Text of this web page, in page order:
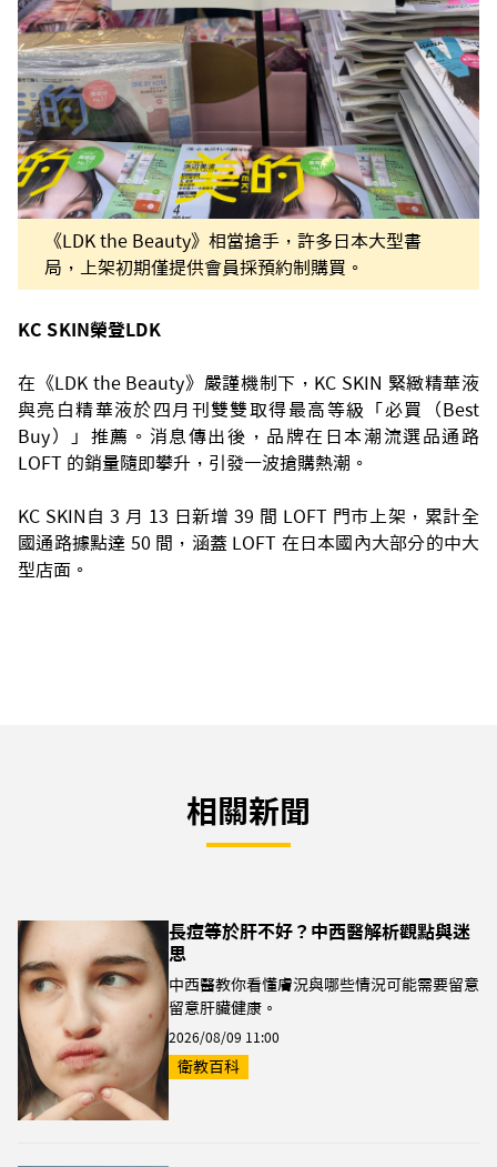
《LDK the Beauty》相當搶手，許多日本大型書
局，上架初期僅提供會員採預約制購買。
KC SKIN榮登LDK
在《LDK the Beauty》嚴謹機制下，KC SKIN 緊緻精華液
與亮白精華液於四月刊雙雙取得最高等級「必買（Best
Buy）」推薦。消息傳出後，品牌在日本潮流選品通路
LOFT 的銷量隨即攀升，引發一波搶購熱潮。
KC SKIN自 3 月 13 日新增 39 間 LOFT 門市上架，累計全
國通路據點達 50 間，涵蓋 LOFT 在日本國內大部分的中大
型店面。
相關新聞
長痘等於肝不好？中西醫解析觀點與迷
思
中西醫教你看懂膚況與哪些情況可能需要留意
留意肝臟健康。
2026/08/09 11:00
衛教百科